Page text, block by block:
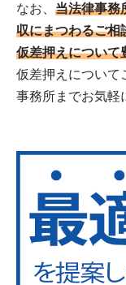
なお、 当法律事務
収にまつわるご相
仮差押えについて
仮差押えについて
事務所までお気軽